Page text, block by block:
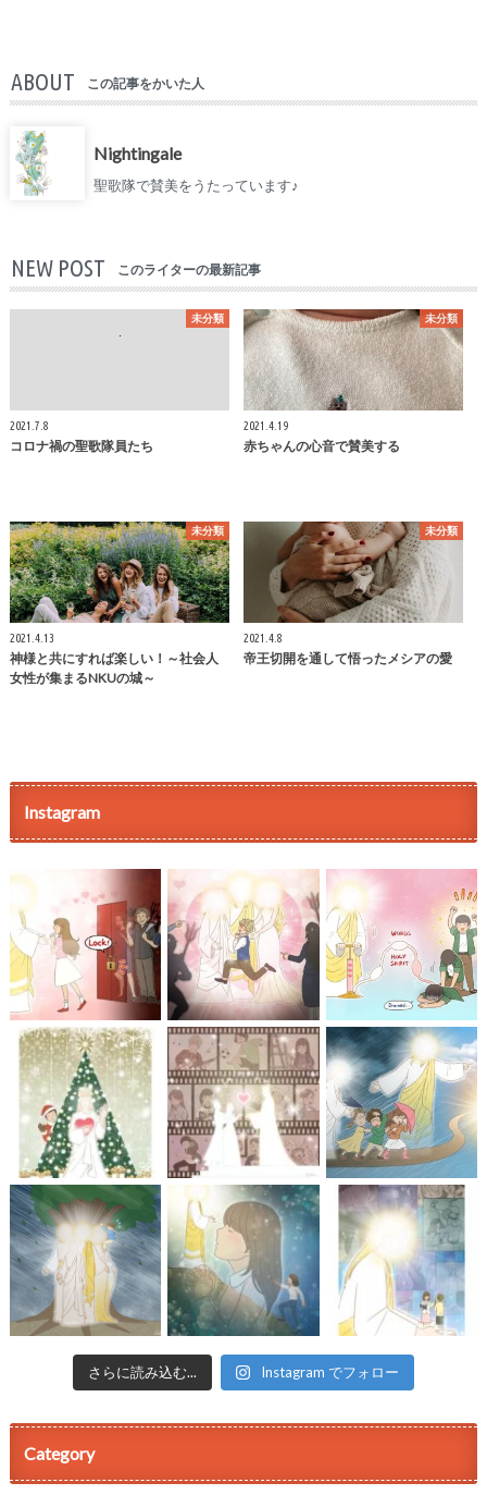
ABOUT この記事をかいた人
Nightingale
聖歌隊で賛美をうたっています♪
NEW POST このライターの最新記事
未分類
2021.7.8
コロナ禍の聖歌隊員たち
未分類
2021.4.19
赤ちゃんの心音で賛美する
未分類
2021.4.13
神様と共にすれば楽しい！～社会人
女性が集まるNKUの城～
未分類
2021.4.8
帝王切開を通して悟ったメシアの愛
Instagram
さらに読み込む... Instagram でフォロー
Category